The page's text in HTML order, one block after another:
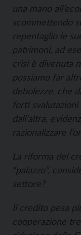
una mano
scommettendo
repentaglio le
patrimoni, ad
crisi è divenuta
possiamo far
debolezze, che
forti svalutazioni
dall’altra,
razionalizzare
La riforma del
“palazzo”,
settore?
Il credito pesa
cooperazione